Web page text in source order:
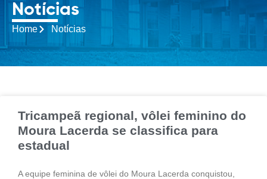
Notícias
Home Notícias
Tricampeã regional, vôlei feminino do
Moura Lacerda se classifica para
estadual
A equipe feminina de vôlei do Moura Lacerda conquistou,